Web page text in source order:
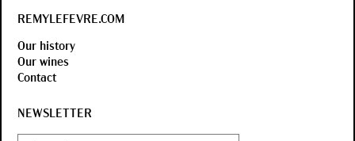
REMYLEFEVRE.COM
Our history
Our wines
Contact
NEWSLETTER